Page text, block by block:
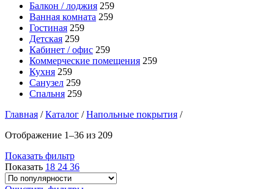
Балкон / лоджия 259
Ванная комната 259
Гостиная 259
Детская 259
Кабинет / офис 259
Коммерческие помещения 259
Кухня 259
Санузел 259
Спальня 259
Главная /Каталог /Напольные покрытия /
Отображение 1–36 из 209
Показать фильтр
Показать 18 24 36